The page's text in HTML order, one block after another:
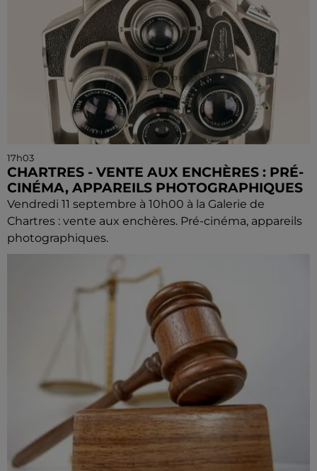
17h03
CHARTRES - VENTE AUX ENCHÈRES : PRÉ-
CINÉMA, APPAREILS PHOTOGRAPHIQUES
Vendredi 11 septembre à 10h00 à la Galerie de
Chartres : vente aux enchères. Pré-cinéma, appareils
photographiques.